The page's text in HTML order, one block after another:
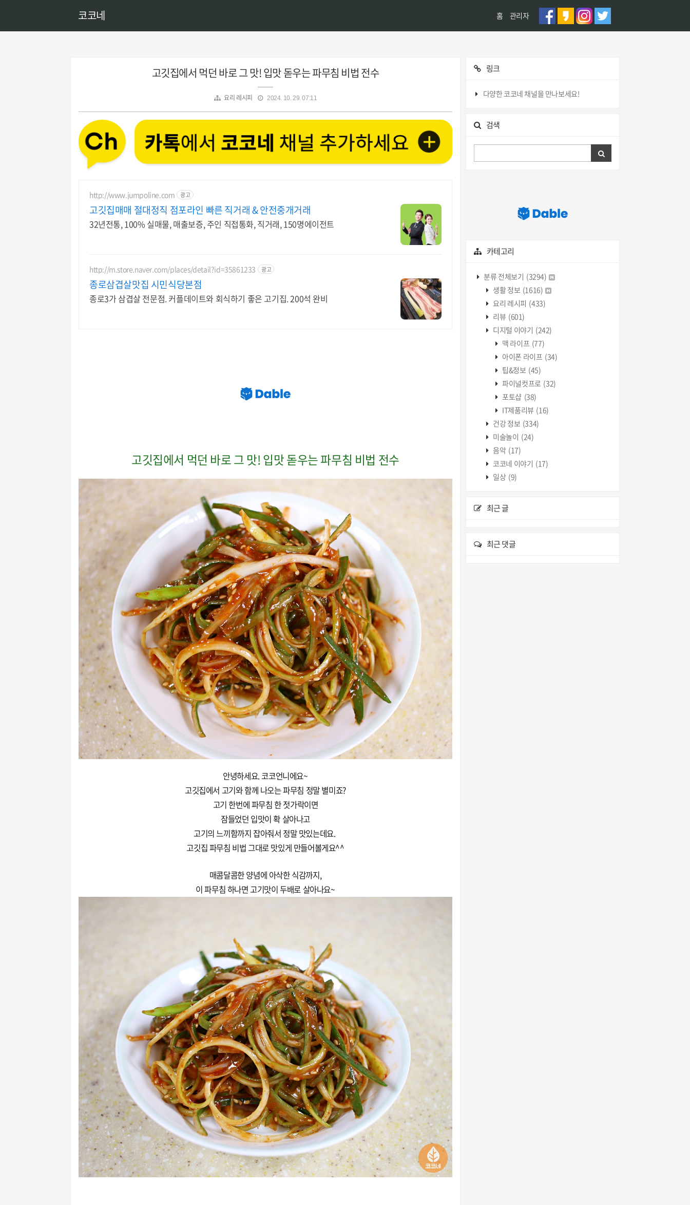
코코네 홈 관리자
고깃집에서 먹던 바로 그 맛! 입맛 돋우는 파무침 비법 전수
요리 레시피 2024. 10. 29. 07:11
http://www.jumpoline.com 광고
고깃집매매 절대정직 점포라인 빠른 직거래 & 안전중개거래
32년전통, 100% 실매물, 매출보증, 주인 직접통화, 직거래, 150명에이전트
http://m.store.naver.com/places/detail?id=35861233 광고
종로삼겹살맛집 시민식당본점
종로3가 삼겹살 전문점. 커플데이트와 회식하기 좋은 고기집. 200석 완비
고깃집에서 먹던 바로 그 맛! 입맛 돋우는 파무침 비법 전수
안녕하세요. 코코언니에요~
고깃집에서 고기와 함께 나오는 파무침 정말 별미죠?
고기 한번에 파무침 한 젓가락이면
잠들었던 입맛이 확 살아나고
고기의 느끼함까지 잡아줘서 정말 맛있는데요.
고깃집 파무침 비법 그대로 맛있게 만들어볼게요^^
매콤달콤한 양념에 아삭한 식감까지,
이 파무침 하나면 고기맛이 두배로 살아나요~
링크
다양한 코코네 채널을 만나보세요!
검색
카테고리
분류 전체보기 (3294)
생활 정보 (1616)
요리 레시피 (433)
리뷰 (601)
디지털 이야기 (242)
맥 라이프 (77)
아이폰 라이프 (34)
팁&정보 (45)
파이널컷프로 (32)
포토샵 (38)
IT제품리뷰 (16)
건강 정보 (334)
미술놀이 (24)
음악 (17)
코코네 이야기 (17)
일상 (9)
최근 글
최근 댓글